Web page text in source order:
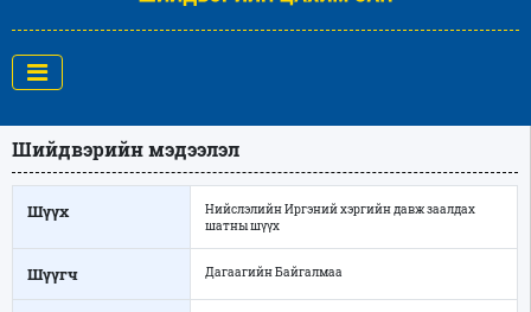
Шийдвэрийн мэдээлэл
Шүүх
Нийслэлийн Иргэний хэргийн давж заалдах
шатны шүүх
Шүүгч Дагаагийн Байгалмаа